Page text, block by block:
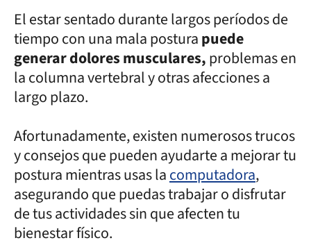
El estar sentado durante largos períodos de
tiempo con una mala posturapuede
generar dolores musculares,problemas en
la columna vertebral y otras afecciones a
largo plazo.
Afortunadamente, existen numerosos trucos
y consejos que pueden ayudarte a mejorar tu
postura mientras usas lacomputadora,
asegurando que puedas trabajar o disfrutar
de tus actividades sin que afecten tu
bienestar físico.